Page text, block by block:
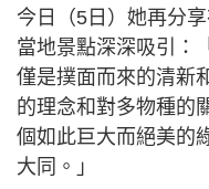
今日（5日）她再分
當地景點深深吸引：
僅是撲面而來的清新
的理念和對多物種的
個如此巨大而絕美的
大同。」